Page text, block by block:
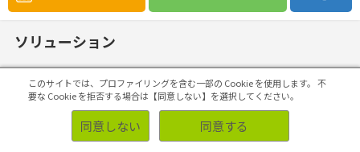
ソリューション
このサイトでは、プロファイリングを含む一部の Cookie を使用します。 不
要な Cookie を拒否する場合は【同意しない】を選択してください。
同意しない 同意する